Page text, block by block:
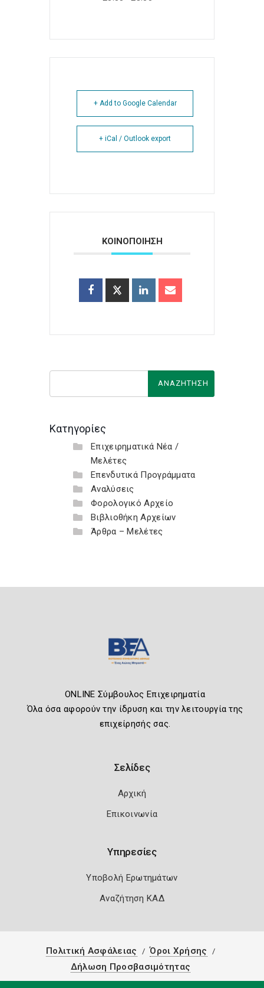
+ Add to Google Calendar
+ iCal / Outlook export
ΚΟΙΝΟΠΟΙΗΣΗ
Κατηγορίες
Επιχειρηματικά Νέα /
Μελέτες
Επενδυτικά Προγράμματα
Αναλύσεις
Φορολογικό Αρχείο
Βιβλιοθήκη Αρχείων
Άρθρα – Μελέτες
ONLINE Σύμβουλος Επιχειρηματία
Όλα όσα αφορούν την ίδρυση και την λειτουργία της
επιχείρησής σας.
Σελίδες
Αρχική
Επικοινωνία
Υπηρεσίες
Υποβολή Ερωτημάτων
Αναζήτηση ΚΑΔ
Πολιτική Ασφάλειας
Όροι Χρήσης
Δήλωση Προσβασιμότητας